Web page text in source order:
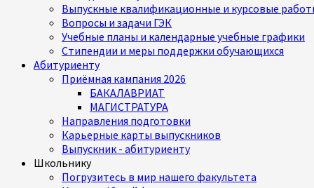
Выпускные квалификационные и курсовые
Вопросы и задачи ГЭК
Учебные планы и календарные учебные графики
Стипендии и меры поддержки обучающихся
Абитуриенту
Приёмная кампания 2026
БАКАЛАВРИАТ
МАГИСТРАТУРА
Направления подготовки
Карьерные карты выпускников
Выпускник - абитуриенту
Школьнику
Погрузитесь в мир нашего факультета